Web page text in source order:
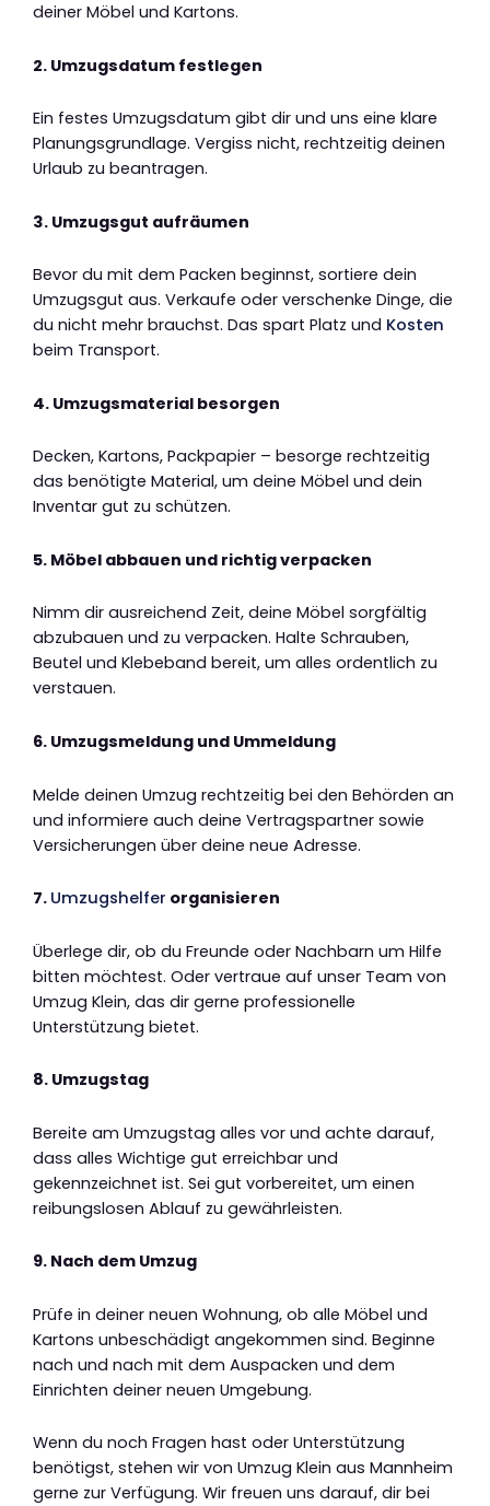
deiner Möbel und Kartons.
2. Umzugsdatum festlegen
Ein festes Umzugsdatum gibt dir und uns eine klare
Planungsgrundlage. Vergiss nicht, rechtzeitig deinen
Urlaub zu beantragen.
3. Umzugsgut aufräumen
Bevor du mit dem Packen beginnst, sortiere dein
Umzugsgut aus. Verkaufe oder verschenke Dinge, die
du nicht mehr brauchst. Das spart Platz und Kosten
beim Transport.
4. Umzugsmaterial besorgen
Decken, Kartons, Packpapier – besorge rechtzeitig
das benötigte Material, um deine Möbel und dein
Inventar gut zu schützen.
5. Möbel abbauen und richtig verpacken
Nimm dir ausreichend Zeit, deine Möbel sorgfältig
abzubauen und zu verpacken. Halte Schrauben,
Beutel und Klebeband bereit, um alles ordentlich zu
verstauen.
6. Umzugsmeldung und Ummeldung
Melde deinen Umzug rechtzeitig bei den Behörden an
und informiere auch deine Vertragspartner sowie
Versicherungen über deine neue Adresse.
7. Umzugshelfer organisieren
Überlege dir, ob du Freunde oder Nachbarn um Hilfe
bitten möchtest. Oder vertraue auf unser Team von
Umzug Klein, das dir gerne professionelle
Unterstützung bietet.
8. Umzugstag
Bereite am Umzugstag alles vor und achte darauf,
dass alles Wichtige gut erreichbar und
gekennzeichnet ist. Sei gut vorbereitet, um einen
reibungslosen Ablauf zu gewährleisten.
9. Nach dem Umzug
Prüfe in deiner neuen Wohnung, ob alle Möbel und
Kartons unbeschädigt angekommen sind. Beginne
nach und nach mit dem Auspacken und dem
Einrichten deiner neuen Umgebung.
Wenn du noch Fragen hast oder Unterstützung
benötigst, stehen wir von Umzug Klein aus Mannheim
gerne zur Verfügung. Wir freuen uns darauf, dir bei